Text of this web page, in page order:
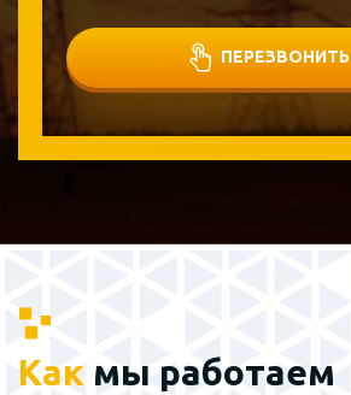
ПЕРЕЗВОНИТЬ
Как мы работаем